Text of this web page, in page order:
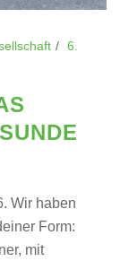
6.
Wir haben
Form:
mit